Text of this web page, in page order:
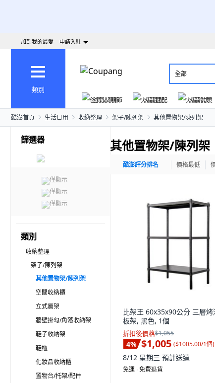
加到我的最愛 申請入駐
類別
全部
爸氣父親節
火箭速配 火箭跨境
酷澎首頁 生活日用 收納整理 架子/陳列架 其他置物架/陳列架
篩選器
僅顯示
僅顯示
僅顯示
類別
收納整理
架子/陳列架
其他置物架/陳列架
空間收納櫃
立式層架
牆壁掛勾/角落收納架
鞋子收納架
鞋櫃
化妝品收納櫃
置物台/托架/配件
其他置物架/陳列架
酷澎評分排名 價格最低
比架王 60x35x90公分 三層烤
板架, 黑色, 1個
折扣後價格$1,055
4% $1,005 ($1005.00/1個)
8/12 星期三 預計送達
免運 ∙ 免費退貨